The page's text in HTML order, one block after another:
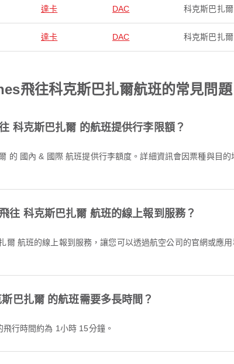
達卡 DAC 科克斯巴扎爾
達卡 DAC 科克斯巴扎爾
飛往科克斯巴扎爾航班的常見問題
科克斯巴扎爾 的航班提供行李限額？
科克斯巴扎爾 航班的線上報到服務？
巴扎爾 的航班需要多長時間？
行時間約為 1小時 15分鐘。